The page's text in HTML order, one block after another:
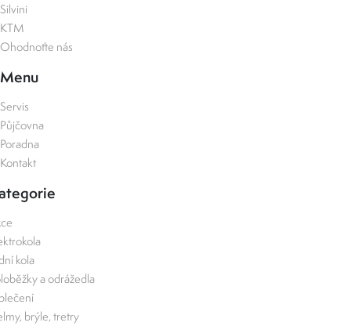
Silvini
KTM
Ohodnoťte nás
Menu
Servis
Půjčovna
Poradna
Kontakt
kola
a odrážedla
brýle, tretry